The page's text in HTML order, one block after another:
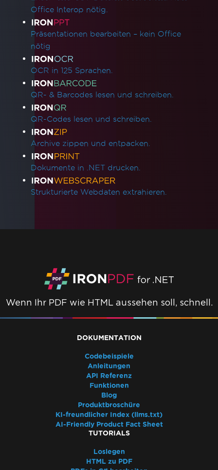
Azure App Service (Debian 10 Buster) -
Fehlende Paketabhängigkeiten
Fehlerbehebung bei der Bereitstellung für
IronPdf auf Debian 10 (Buster)
IronPDF Azure/Linux Ubuntu 24.04
Abhängigkeitsproblem (.NET 9/.NET 10)
Lösen der fehlenden libjpeg8-Abhängigkeit
auf Debian 12
Docker-Build schlägt aufgrund von xorg-x11-
utils auf Amazon Linux 2023 fehl
Google Cloud Run-Bereitstellung
AWS Lambda Docker libnss3-Fehler
AWS Lambda .NET 8 Chromium-Binärdatei
Fehlende Abhängigkeiten in Lambda-
Bereitstellung
Größe des Runtimes-Verzeichnisses
Bootstrap / Flex / CSS
Azure Pläne und Stufen
Erstmaliges Rendern ist langsam
Schriftkerning
verwenden?
IronPDF Paketgröße
Schriftarten
Schnelle Fehlerbehebung für IronPDF
Leistungshilfe für IronPDF
Azure Protokolldateien
AWS Protokolldateien
Render-Verzögerung & Timeout
Große Ausgabedateien mit ImageToPDF
Speicherleck in IronPDF
Office Interop nötig.
Präsentationen bearbeiten – kein Office
nötig
OCR in 125 Sprachen.
QR- & Barcodes lesen und schreiben.
QR-Codes lesen und schreiben.
Archive zippen und entpacken.
Dokumente in .NET drucken.
Strukturierte Webdaten extrahieren.
Wenn Ihr PDF wie HTML aussehen soll, schnell.
DOKUMENTATION
Codebeispiele
Anleitungen
API Referenz
Funktionen
Blog
Produktbroschüre
KI-freundlicher Index (llms.txt)
AI-Friendly Product Fact Sheet
TUTORIALS
Loslegen
HTML zu PDF